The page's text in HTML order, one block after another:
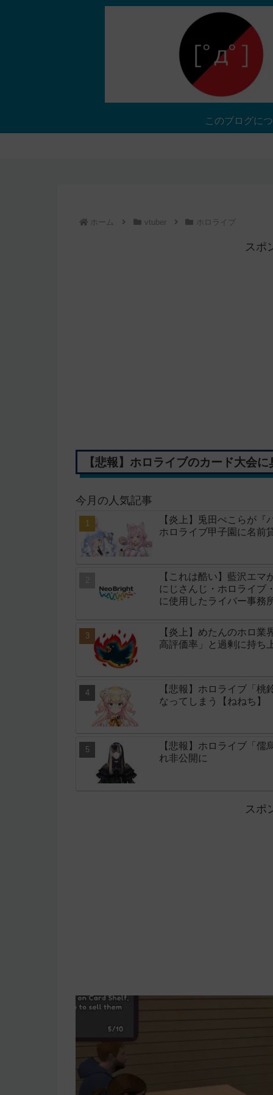
このブログに
ホーム vtuber ホロライブ
スポ
【悲報】ホロライブのカード大会
今月の人気記事
【炎上】兎田ぺこらが
ホロライブ甲子園に名前
【これは酷い】藍沢エ
にじさんじ・ホロライブ
に使用したライバー事務
【炎上】めたんのホロ
高評価率」と過剰に持ち
【悲報】ホロライブ「
なってしまう【ねねち】
【悲報】ホロライブ「
れ非公開に
スポ